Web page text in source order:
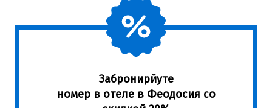
Забронирйуте
номер в отеле в Феодосия со